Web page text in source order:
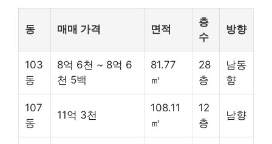
동 매매 가격 면적
층
수
방향
103
동
8억 6천 ~ 8억 6
천 5백
81.77
㎡
28
층
남동
향
107
동
11억 3천
108.11
㎡
12
층
남향